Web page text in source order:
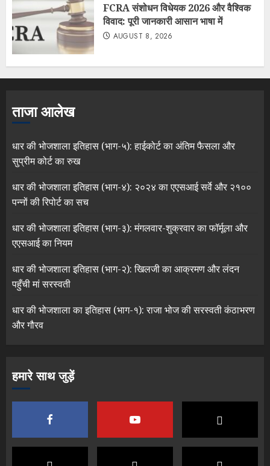
FCRA संशोधन विधेयक 2026 और वैश्विक
विवाद: पूरी जानकारी आसान भाषा में
AUGUST 8, 2026
ताजा आलेख
धार की भोजशाला इतिहास (भाग-५): हाईकोर्ट का अंतिम फैसला और
सुप्रीम कोर्ट का रुख
धार की भोजशाला इतिहास (भाग-४): २०२४ का एएसआई सर्वे और २१००
पन्नों की रिपोर्ट का सच
धार की भोजशाला इतिहास (भाग-३): मंगलवार-शुक्रवार का फॉर्मूला और
एएसआई का नियम
धार की भोजशाला इतिहास (भाग-२): खिलजी का आक्रमण और लंदन
पहुँची मां सरस्वती
धार की भोजशाला का इतिहास (भाग-१): राजा भोज की सरस्वती कंठाभरण
और गौरव
हमारे साथ जुड़ें